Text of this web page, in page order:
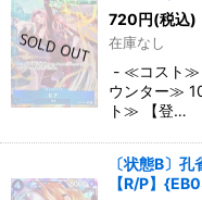
720円(税込)
在庫なし
- ≪コスト
ウンター≫
ト≫ 【登…
〔状態B〕
【R/P】